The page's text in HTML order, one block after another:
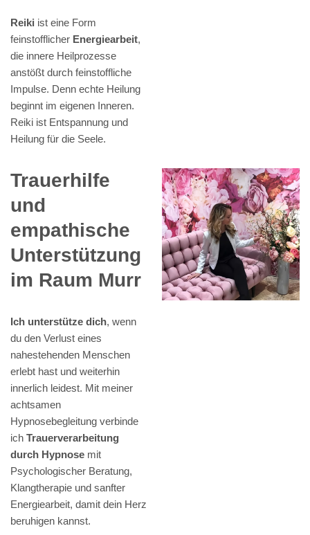
Reiki ist eine Form
feinstofflicher Energiearbeit,
die innere Heilprozesse
anstößt durch feinstoffliche
Impulse. Denn echte Heilung
beginnt im eigenen Inneren.
Reiki ist Entspannung und
Heilung für die Seele.
Trauerhilfe
und
empathische
Unterstützung
im Raum Murr
Ich unterstütze dich, wenn
du den Verlust eines
nahestehenden Menschen
erlebt hast und weiterhin
innerlich leidest. Mit meiner
achtsamen
Hypnosebegleitung verbinde
ich Trauerverarbeitung
durch Hypnose mit
Psychologischer Beratung,
Klangtherapie und sanfter
Energiearbeit, damit dein Herz
beruhigen kannst.